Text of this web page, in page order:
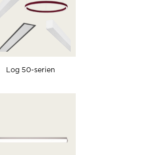
Log 50-serien